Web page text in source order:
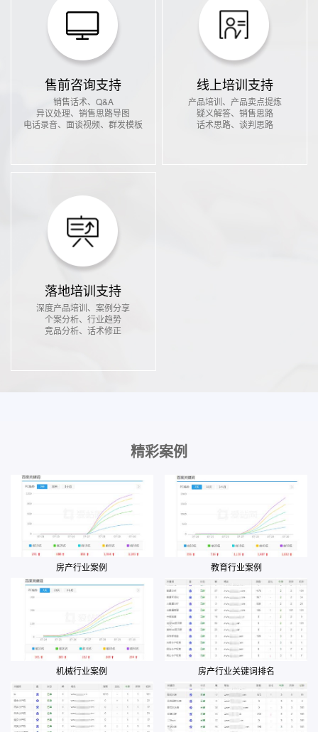
售前咨询支持
销售话术、Q&A
异议处理、销售思路导图
电话录音、面谈视频、群发模板
线上培训支持
产品培训、产品卖点提炼
疑义解答、销售思路
话术思路、谈判思路
落地培训支持
深度产品培训、案例分享
个案分析、行业趋势
竞品分析、话术修正
精彩案例
房产行业案例 教育行业案例
机械行业案例 房产行业关键词排名